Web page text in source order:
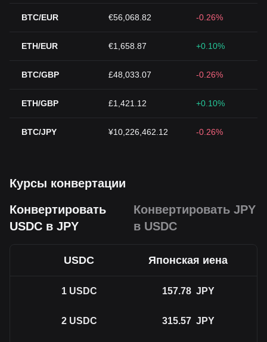
BTC/EUR €56,068.82 -0.26%
ETH/EUR €1,658.87 +0.10%
BTC/GBP £48,033.07 -0.26%
ETH/GBP £1,421.12 +0.10%
BTC/JPY ¥10,226,462.12 -0.26%
Курсы конвертации
Конвертировать
USDC в JPY
Конвертировать JPY
в USDC
USDC Японская иена
1 USDC 157.78 JPY
2 USDC 315.57 JPY